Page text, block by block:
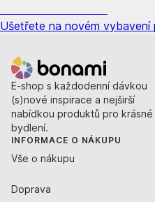
Ušetřete na novém vybavení
E-shop s každodenní dávkou
(s)nové inspirace a nejširší
nabídkou produktů pro krásné
bydlení.
INFORMACE O NÁKUPU
Vše o nákupu
Doprava